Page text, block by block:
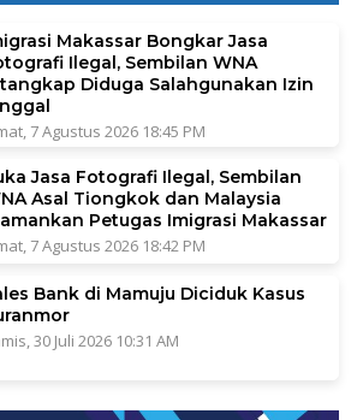
Makassar Bongkar Jasa
Ilegal, Sembilan WNA
Diduga Salahgunakan Izin
7 Agustus 2026 18:45 PM
Jasa Fotografi Ilegal, Sembilan
Asal Tiongkok dan Malaysia
Petugas Imigrasi Makassar
7 Agustus 2026 18:42 PM
Bank di Mamuju Diciduk Kasus
30 Juli 2026 10:31 AM